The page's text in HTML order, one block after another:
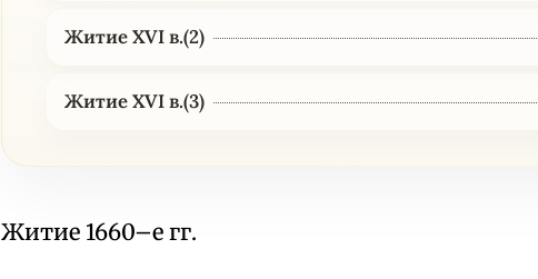
Житие XVI в.(2)
Житие XVI в.(3)
Житие 1660–е гг.